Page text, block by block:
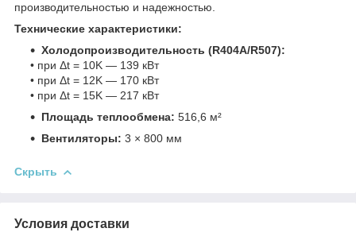
производительностью и надежностью.
Технические характеристики:
Холодопроизводительность (R404A/R507):
• при Δt = 10K — 139 кВт
• при Δt = 12K — 170 кВт
• при Δt = 15K — 217 кВт
Площадь теплообмена: 516,6 м²
Вентиляторы: 3 × 800 мм
Скрыть
Условия доставки